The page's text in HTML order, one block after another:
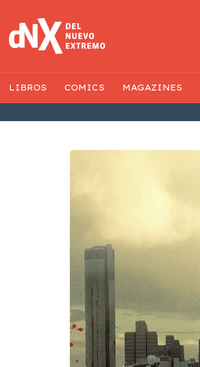
LIBROS COMICS MAGAZINES